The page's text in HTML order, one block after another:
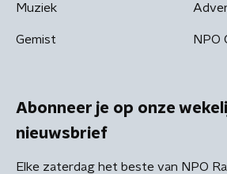
Muziek
Gemist NPO
Abonneer je op onze
nieuwsbrief
Elke zaterdag het beste van NPO